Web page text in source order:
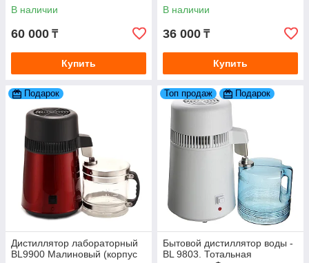
В наличии
60 000 ₸
Купить
В наличии
36 000 ₸
Купить
Подарок
Дистиллятор лабораторный
BL9900 Малиновый (корпус
Топ продаж Подарок
Бытовой дистиллятор воды -
BL 9803. Тотальная